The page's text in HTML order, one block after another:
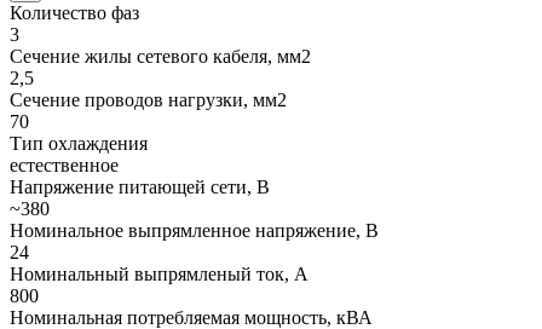
Количество фаз
3
Сечение жилы сетевого кабеля, мм2
2,5
Сечение проводов нагрузки, мм2
70
Тип охлаждения
естественное
Напряжение питающей сети, В
~380
Номинальное выпрямленное напряжение, В
24
Номинальный выпрямленый ток, А
800
Номинальная потребляемая мощность, кВА